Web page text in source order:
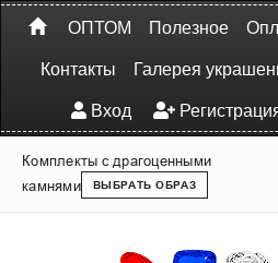
ОПТОМ Полезное
Контакты
Галерея
Вход
Комплекты с драгоценными
камнями
ВЫБРАТЬ ОБРАЗ